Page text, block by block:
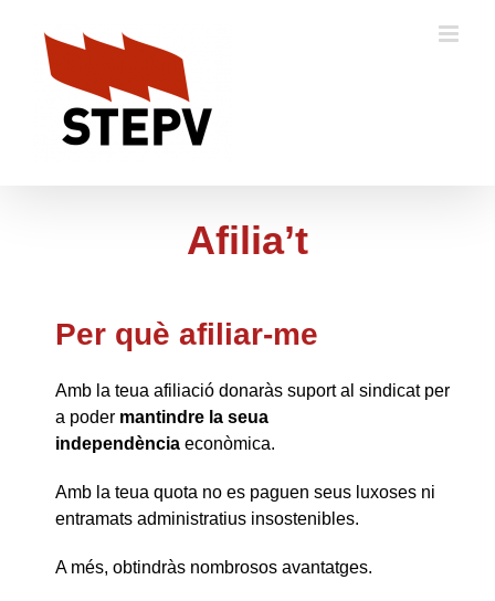
content
Afilia’t
Per què afiliar-me
Amb la teua afiliació donaràs suport al sindicat per
a poder mantindre la seua
independència econòmica.
Amb la teua quota no es paguen seus luxoses ni
entramats administratius insostenibles.
A més, obtindràs nombrosos avantatges.